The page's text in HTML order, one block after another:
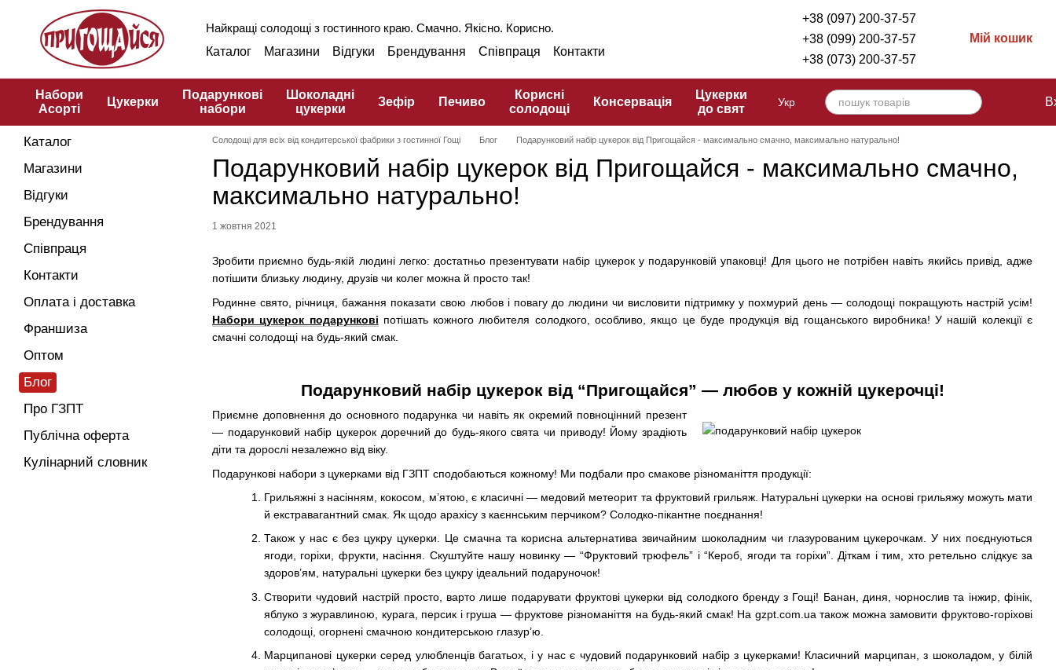
Перейти до основного контенту
Найкращі солодощі з гостинного краю. Смачно. Якісно. Корисно.
Каталог
Магазини Відгуки Брендування Співпраця
Контакти
Публічна оферта
Кулінарний словник
+38 (097) 200-37-57
+38 (099) 200-37-57
+38 (073) 200-37-57
Мій кошик
Набори
Асорті
Цукерки
Подарункові
набори
Шоколадні
цукерки
Зефір Печиво
Корисні
солодощі
Консервація
Цукерки
до свят
Укр
Солодощі для всіх від кондитерської фабрики з гостинної Гощі Блог Подарунковий набір цукерок від Пригощайся - максимально смачно, максимально натурально!
Подарунковий набір цукерок від Пригощайся - максимально смачно,
максимально натурально!
1 жовтня 2021
Зробити приємно будь-якій людині легко: достатньо презентувати набір цукерок у подарунковій упаковці! Для цього не потрібен навіть якийсь привід, адже
потішити близьку людину, друзів чи колег можна й просто так!
Родинне свято, річниця, бажання показати свою любов і повагу до людини чи висловити підтримку у похмурий день — солодощі покращують настрій усім!
Набори цукерок подарункові потішать кожного любителя солодкого, особливо, якщо це буде продукція від гощанського виробника! У нашій колекції є
смачні солодощі на будь-який смак.
Подарунковий набір цукерок від “Пригощайся” — любов у кожній цукерочці!
Приємне доповнення до основного подарунка чи навіть як окремий повноцінний презент
— подарунковий набір цукерок доречний до будь-якого свята чи приводу! Йому зрадіють
діти та дорослі незалежно від віку.
Подарункові набори з цукерками від ГЗПТ сподобаються кожному! Ми подбали про смакове різноманіття продукції:
Грильяжні з насінням, кокосом, м’ятою, є класичні — медовий метеорит та фруктовий грильяж. Натуральні цукерки на основі грильяжу можуть мати
й екстравагантний смак. Як щодо арахісу з каєннським перчиком? Солодко-пікантне поєднання!
Також у нас є без цукру цукерки. Це смачна та корисна альтернатива звичайним шоколадним чи глазурованим цукерочкам. У них поєднуються
ягоди, горіхи, фрукти, насіння. Скуштуйте нашу новинку — “Фруктовий трюфель” і “Кероб, ягоди та горіхи”. Діткам і тим, хто ретельно слідкує за
здоров’ям, натуральні цукерки без цукру ідеальний подаруночок!
Створити чудовий настрій просто, варто лише подарувати фруктові цукерки від солодкого бренду з Гощі! Банан, диня, чорнослив та інжир, фінік,
яблуко з журавлиною, курага, персик і груша — фруктове різноманіття на будь-який смак! На gzpt.com.ua також можна замовити фруктово-горіхові
солодощі, огорнені смачною кондитерською глазур’ю.
Марципанові цукерки серед улюбленців багатьох, і у нас є чудовий подарунковий набір з цукерками! Класичний марципан, з шоколадом, у білій
Каталог
Магазини
Відгуки
Брендування
Співпраця
Контакти
Оплата і доставка
Франшиза
Оптом
Блог
Про ГЗПТ
Публічна оферта
Кулінарний словник